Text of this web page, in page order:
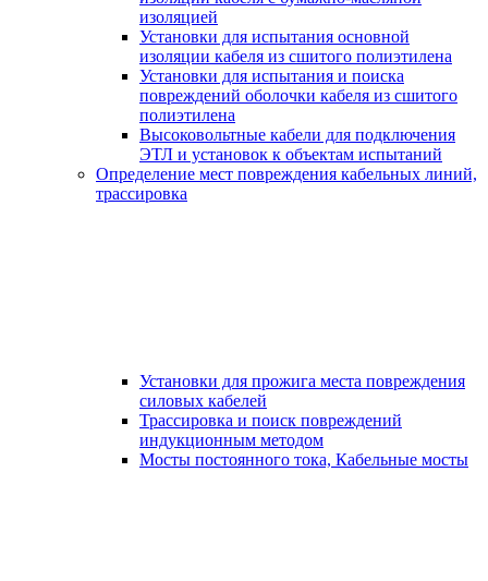
изоляцией
Установки для испытания основной
изоляции кабеля из сшитого полиэтилена
Установки для испытания и поиска
повреждений оболочки кабеля из сшитого
полиэтилена
Высоковольтные кабели для подключения
ЭТЛ и установок к объектам испытаний
Определение мест повреждения кабельных линий,
трассировка
Установки для прожига места повреждения
силовых кабелей
Трассировка и поиск повреждений
индукционным методом
Мосты постоянного тока, Кабельные мосты